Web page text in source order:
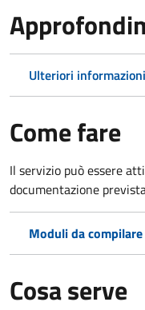
Ulteriori informazioni
Come fare
Il servizio può essere
documentazione
Moduli da
Cosa serve